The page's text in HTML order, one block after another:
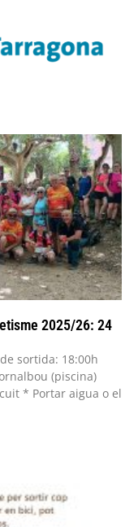
2025/26: 24
sortida: 18:00h
(piscina)
* Portar aigua o el